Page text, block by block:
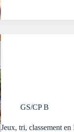
GS/CP B
Jeux, tri, classement